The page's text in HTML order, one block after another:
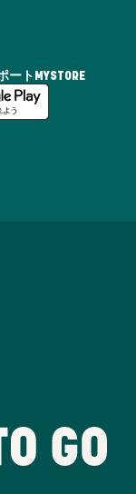
ート MYSTORE